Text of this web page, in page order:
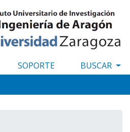
al
contenido
principal
SOPORTE